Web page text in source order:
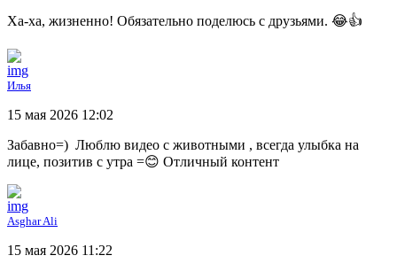
Ха-ха, жизненно! Обязательно поделюсь с друзьями. 😂👍
Илья
15 мая 2026 12:02
Забавно=) Люблю видео с животными , всегда улыбка на
лице, позитив с утра =😊 Отличный контент
Asghar Ali
15 мая 2026 11:22